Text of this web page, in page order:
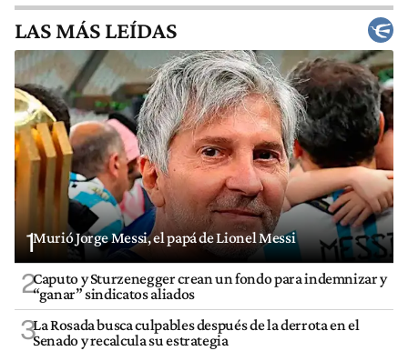
LAS MÁS LEÍDAS
1Murió Jorge Messi, el papá de Lionel Messi
2Caputo y Sturzenegger crean un fondo para indemnizar y
“ganar” sindicatos aliados
3La Rosada busca culpables después de la derrota en el
Senado y recalcula su estrategia